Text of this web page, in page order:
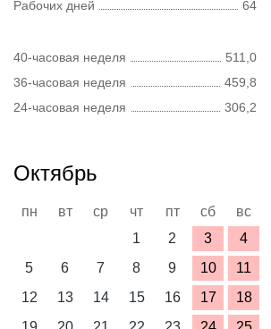
Рабочих дней
64
40-часовая неделя
511,0
36-часовая неделя
459,8
24-часовая неделя
306,2
Октябрь
пн вт ср чт пт сб
вс
1
2 3
4
5
6 7 8 9 10
11
12
13 14 15 16 17
18